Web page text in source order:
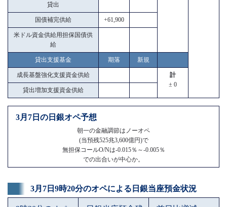
貸出
国債補完供給 +61,900
米ドル資金供給用担保国債供
給
貸出支援基金 期落 新規
成長基盤強化支援資金供給
計
± 0
貸出増加支援資金供給
3月7日の日銀オペ予想
朝一の金融調節はノーオペ
(当預残525兆3,600億円)で
無担保コールO/Nは-0.015％～-0.005％
での出合いが中心か。
3月7日9時20分のオペによる日銀当座預金状況